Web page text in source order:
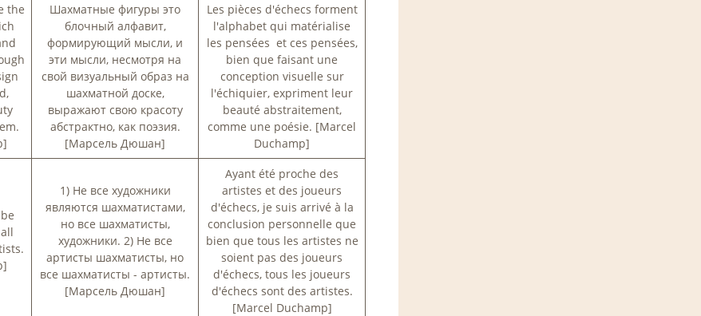
the
Шахматные фигуры это
блочный алфавит,
формирующий мысли, и
эти мысли, несмотря на
свой визуальный образ на
шахматной доске,
выражают свою красоту
абстрактно, как поэзия.
[Марсель Дюшан]
Les pièces d'échecs forment
l'alphabet qui matérialise
les pensées et ces pensées,
bien que faisant une
conception visuelle sur
l'échiquier, expriment leur
beauté abstraitement,
comme une poésie. [Marcel
Duchamp]
1) Не все художники
являются шахматистами,
но все шахматисты,
художники. 2) Не все
артисты шахматисты, но
все шахматисты - артисты.
[Марсель Дюшан]
Ayant été proche des
artistes et des joueurs
d'échecs, je suis arrivé à la
conclusion personnelle que
bien que tous les artistes ne
soient pas des joueurs
d'échecs, tous les joueurs
d'échecs sont des artistes.
[Marcel Duchamp]